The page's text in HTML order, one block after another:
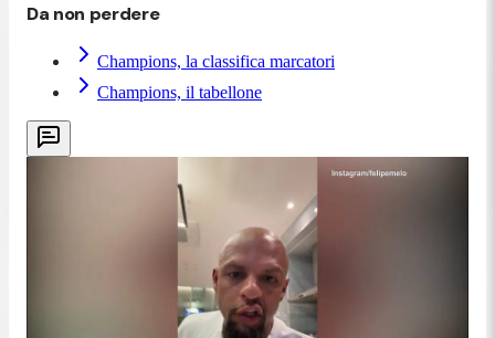
Da non perdere
Champions, la classifica marcatori
Champions, il tabellone